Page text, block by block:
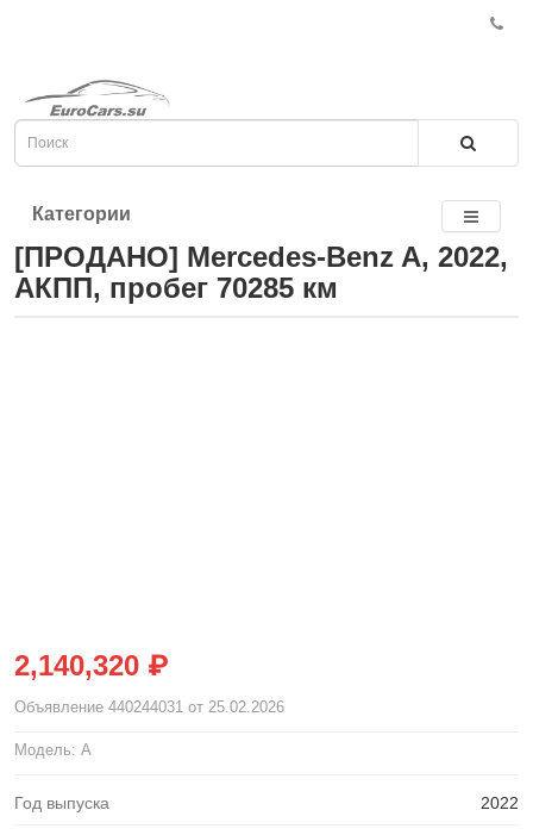
Категории
[ПРОДАНО] Mercedes-Benz A, 2022,
АКПП, пробег 70285 км
2,140,320 ₽
Объявление 440244031 от 25.02.2026
Модель: A
Год выпуска 2022